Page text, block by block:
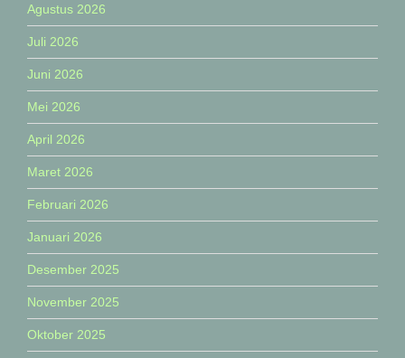
Agustus 2026
Juli 2026
Juni 2026
Mei 2026
April 2026
Maret 2026
Februari 2026
Januari 2026
Desember 2025
November 2025
Oktober 2025